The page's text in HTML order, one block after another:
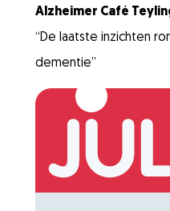
Alzheimer Café
“De laatste inzichten
dementie”